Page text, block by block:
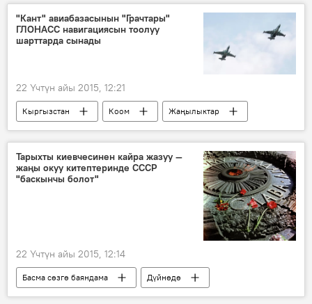
Борбордук шайлоо комиссиясы
"Кант" авиабазасынын "Грачтары"
ГЛОНАСС навигациясын тоолуу
шарттарда сынады
22 Үчтүн айы 2015, 12:21
Кыргызстан Коом
Жаңылыктар
Кант
ЖККУ
ГЛОНАСС
Тарыхты киевчесинен кайра жазуу —
жаңы окуу китептеринде СССР
"баскынчы болот"
22 Үчтүн айы 2015, 12:14
Басма сөзгө баяндама
Дүйнөдө
Коом
Жаңылыктар
Украина